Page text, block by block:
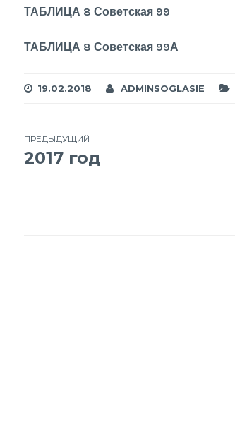
ТАБЛИЦА 8 Советская 99
ТАБЛИЦА 8 Советская 99А
19.02.2018 ADMINSOGLASIE
Навигация
ПРЕДЫДУЩИЙ
2017 год